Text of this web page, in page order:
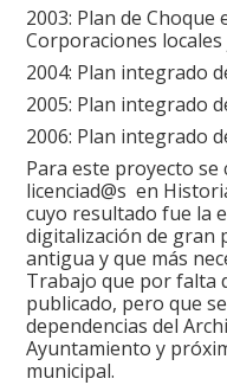
2003: Plan de
Corporaciones
2004: Plan integrado
2005: Plan integrado
2006: Plan integrado
Para este proyecto
licenciad@s en
cuyo resultado fue la
digitalización de gran
antigua y que más
Trabajo que por falta
publicado, pero que
dependencias del
Ayuntamiento y
municipal.